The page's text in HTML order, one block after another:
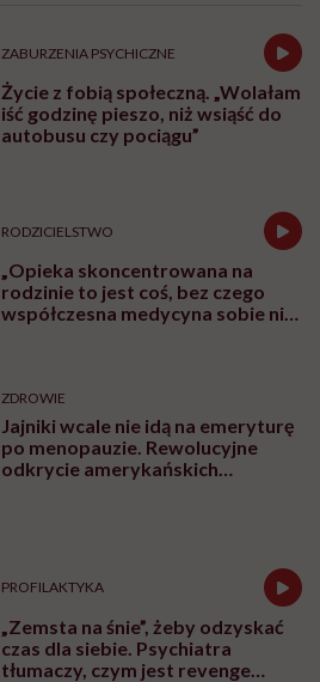
ZABURZENIA PSYCHICZNE
Życie z fobią społeczną. „Wolałam
iść godzinę pieszo, niż wsiąść do
autobusu czy pociągu”
RODZICIELSTWO
„Opieka skoncentrowana na
rodzinie to jest coś, bez czego
współczesna medycyna sobie nie
ZDROWIE
Jajniki wcale nie idą na emeryturę
po menopauzie. Rewolucyjne
odkrycie amerykańskich
PROFILAKTYKA
„Zemsta na śnie”, żeby odzyskać
czas dla siebie. Psychiatra
tłumaczy, czym jest revenge